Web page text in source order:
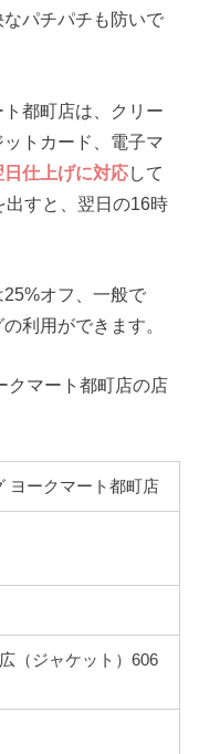
パチパチも防いで
都町店は、クリー
トカード、電子マ
日仕上げに対応して
出すと、翌日の16時
オフ、一般で
利用ができます。
クマート都町店の店
ヨークマート都町店
（ジャケット）606